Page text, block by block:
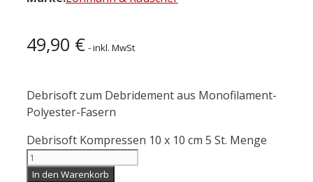
49,90 € - inkl. MwSt
Debrisoft zum Debridement aus Monofilament-
Polyester-Fasern
Debrisoft Kompressen 10 x 10 cm 5 St. Menge
In den Warenkorb